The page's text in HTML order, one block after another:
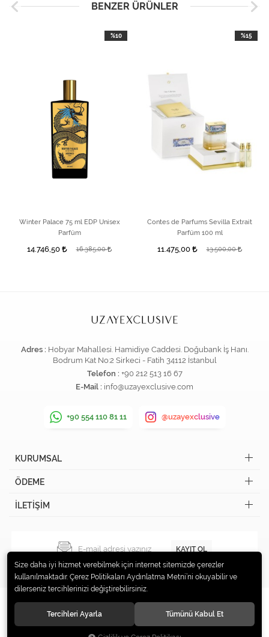
BENZER ÜRÜNLER
Winter Palace 75 ml EDP Unisex
Parfüm
14.746,50 16.385,00
%10
Contes de Parfums Sevilla Extrait
Parfüm 100 ml
11.475,00 13.500,00
%15
Adres : Hobyar Mahallesi. Hamidiye Caddesi. Doğubank İş Hanı.
Bodrum Kat No:2 Sirkeci - Fatih 34112 İstanbul
Telefon : +90 212 513 16 67
E-Mail : info@uzayexclusive.com
+90 554 110 81 11 @uzayexclusive
KURUMSAL
ÖDEME
İLETİŞİM
KAYIT OL
© 2019 Uzay Exclusive Tüm hakları saklıdır.
Size daha iyi hizmet verebilmek için internet sitemizde çerezler
kullanılmaktadır. Çerez Politikaları Aydınlatma Metni’ni okuyabilir ve
dilerseniz tercihlerinizi değiştirebilirsiniz.
Tercihleri Ayarla Tümünü Kabul Et